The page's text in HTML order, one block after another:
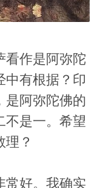
看作是阿弥陀
中有根据？印
是阿弥陀佛的
不是一。希望
？
常好。我确实